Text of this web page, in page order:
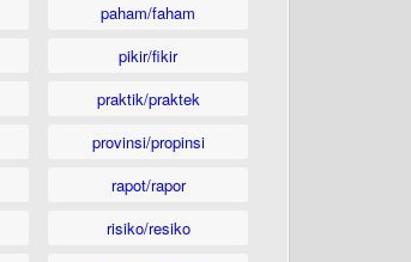
paham/faham
pikir/fikir
praktik/praktek
provinsi/propinsi
rapot/rapor
risiko/resiko